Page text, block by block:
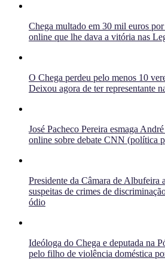
Chega multado em 30 mil euros
online que lhe dava a vitória nas
O Chega perdeu pelo menos 10
Deixou agora de ter representante
José Pacheco Pereira esmaga
online sobre debate CNN (política
Presidente da Câmara de Albufeira
suspeitas de crimes de
ódio
Ideóloga do Chega e deputada na
pelo filho de violência doméstica